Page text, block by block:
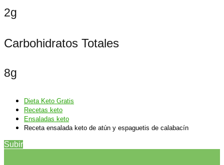
2g
Carbohidratos Totales
8g
Dieta Keto Gratis
Recetas keto
Ensaladas keto
Receta ensalada keto de atún y espaguetis de calabacín
Subir